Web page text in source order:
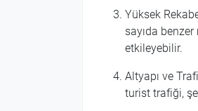
Yüksek
sayıda
etkileyebilir.
Altyapı ve
turist trafiği,